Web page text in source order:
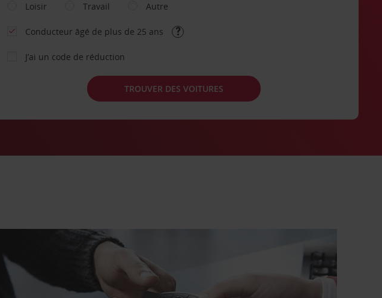
Loisir
Travail Autre
Conducteur âgé de plus de 25 ans
J’ai un code de réduction
TROUVER DES VOITURES